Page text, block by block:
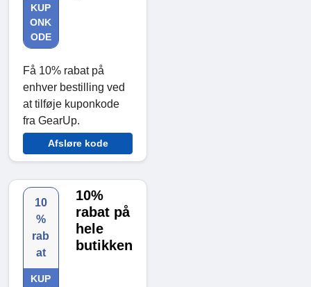
KUP
ONK
ODE
Få 10% rabat på
enhver bestilling ved
at tilføje kuponkode
fra GearUp.
Afsløre kode
10
%
rab
at
KUP
10%
rabat på
hele
butikken